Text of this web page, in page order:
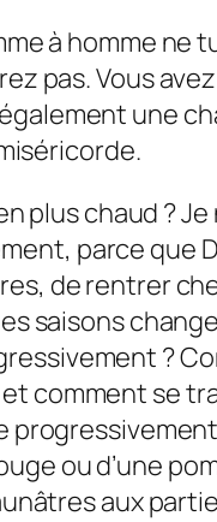
à homme ne
pas. Vous
une
chaud ? Je
parce que
de rentrer
saisons
?
comment se
ou d’une
aux